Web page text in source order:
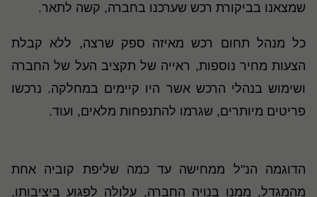
שמצאנו בביקורת רכש שערכנו בחברה, קשה לתאר.
כל מנהל תחום רכש מאיזה ספק שרצה, ללא קבלת
הצעות מחיר נוספות, ראייה של תקציב העל של החברה
ושימוש בנהלי הרכש אשר היו קיימים במחלקה. נרכשו
פריטים מיותרים, שגרמו להתנפחות מלאים, ועוד.
הדוגמה הנ"ל ממחישה עד כמה שליפת קוביה אחת
מהמגדל, ממנו בנויה החברה, עלולה לפגוע ביציבותו,